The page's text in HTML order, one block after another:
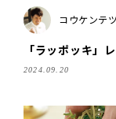
コウケンテツ
「ラッポッキ」
2024.09.20